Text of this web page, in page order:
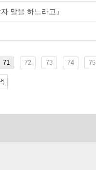
말을 하느라고』
71 72 73 74 75